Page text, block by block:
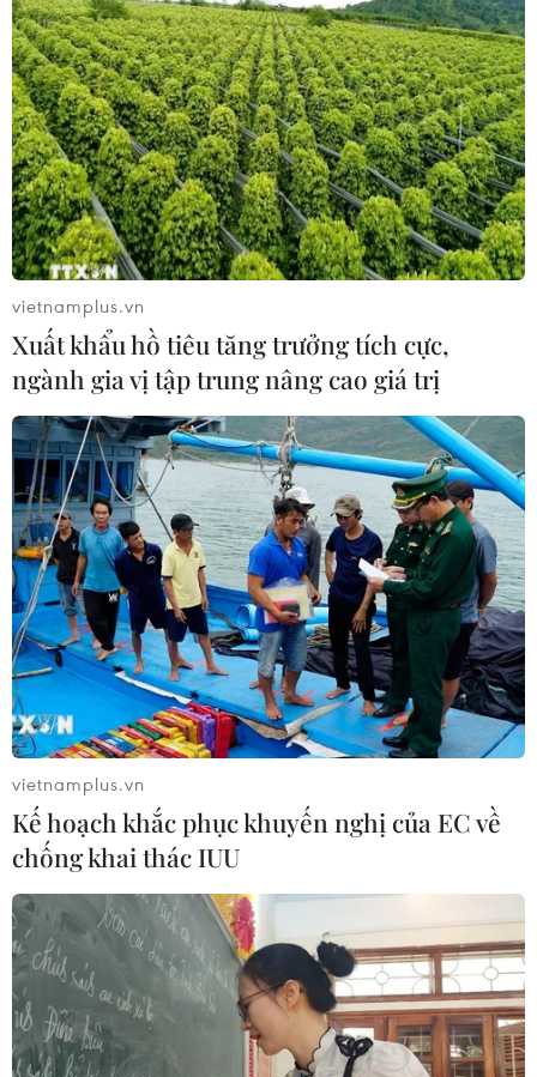
vietnamplus.vn
Xuất khẩu hồ tiêu tăng trưởng tích cực,
ngành gia vị tập trung nâng cao giá trị
vietnamplus.vn
Kế hoạch khắc phục khuyến nghị của EC về
chống khai thác IUU